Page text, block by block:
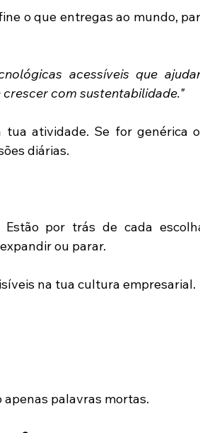
o que entregas ao mundo,
acessíveis que
com sustentabilidade."
tua atividade. Se for genérica
diárias.
Estão por trás de cada
ou parar.
na tua cultura empresarial.
palavras mortas.